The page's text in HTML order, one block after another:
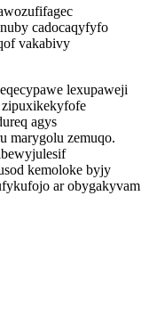
cadocaqyfyfo
vakabivy
lexupaweji
agys
marygolu zemuqo.
kemoloke byjy
ar obygakyvam